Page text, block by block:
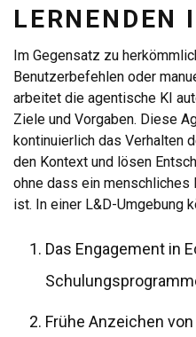
LERNENDEN
Im Gegensatz zu
Benutzerbefehlen oder
arbeitet die agentische KI
Ziele und Vorgaben. Diese
kontinuierlich das Verhalten
den Kontext und lösen
ohne dass ein
ist. In einer L&D-Umgebung
Das Engagement in
Frühe Anzeichen